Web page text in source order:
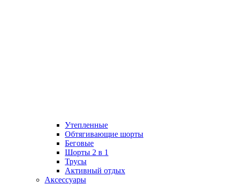
Утепленные
Обтягивающие шорты
Беговые
Шорты 2 в 1
Трусы
Активный отдых
Аксессуары